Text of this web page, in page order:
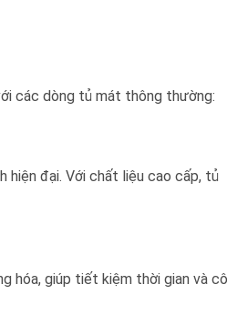
các dòng tủ mát thông thường:
hiện đại. Với chất liệu cao cấp, tủ
hóa, giúp tiết kiệm thời gian và